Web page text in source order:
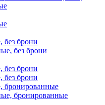
без брони
без брони
без брони
без брони
бронированные
бронированные